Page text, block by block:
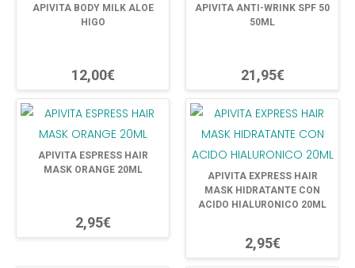
APIVITA BODY MILK ALOE
HIGO
12,00€
APIVITA ANTI-WRINK SPF 50
50ML
21,95€
APIVITA ESPRESS HAIR
MASK ORANGE 20ML
2,95€
APIVITA EXPRESS HAIR
MASK HIDRATANTE CON
ACIDO HIALURONICO 20ML
2,95€